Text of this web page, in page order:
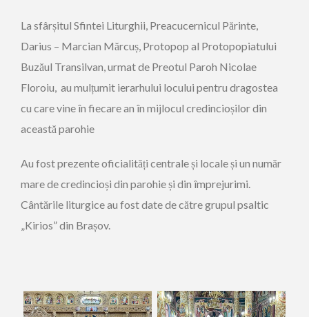
La sfârșitul Sfintei Liturghii, Preacucernicul Părinte,
Darius – Marcian Mărcuș, Protopop al Protopopiatului
Buzăul Transilvan, urmat de Preotul Paroh Nicolae
Floroiu, au mulțumit ierarhului locului pentru dragostea
cu care vine în fiecare an în mijlocul credincioșilor din
această parohie
Au fost prezente oficialități centrale și locale și un număr
mare de credincioși din parohie și din împrejurimi.
Cântările liturgice au fost date de către grupul psaltic
„Kirios” din Brașov.